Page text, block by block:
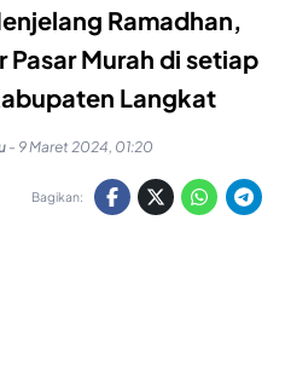
Ramadhan,
Pasar Murah di setiap
Langkat
- 9 Maret 2024, 01:20
Bagikan: